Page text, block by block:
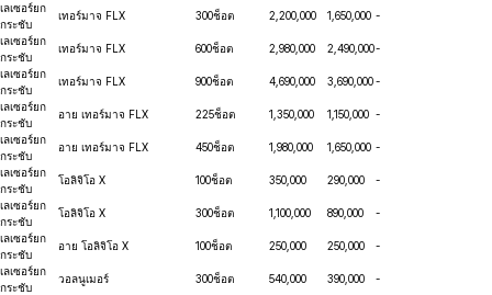
เลเซอร์ยก
กระชับ
เทอร์มาจ FLX 300ช็อต 2,200,000 1,650,000 -
เลเซอร์ยก
กระชับ
เทอร์มาจ FLX 600ช็อต 2,980,000 2,490,000-
เลเซอร์ยก
กระชับ
เทอร์มาจ FLX 900ช็อต 4,690,000 3,690,000-
เลเซอร์ยก
กระชับ
อาย เทอร์มาจ FLX 225ช็อต 1,350,000 1,150,000 -
เลเซอร์ยก
กระชับ
อาย เทอร์มาจ FLX 450ช็อต 1,980,000 1,650,000 -
เลเซอร์ยก
กระชับ
โอลิจิโอ X 100ช็อต 350,000 290,000 -
เลเซอร์ยก
กระชับ
โอลิจิโอ X 300ช็อต 1,100,000 890,000 -
เลเซอร์ยก
กระชับ
อาย โอลิจิโอ X 100ช็อต 250,000 250,000 -
เลเซอร์ยก
กระชับ
วอลนูเมอร์ 300ช็อต 540,000 390,000 -